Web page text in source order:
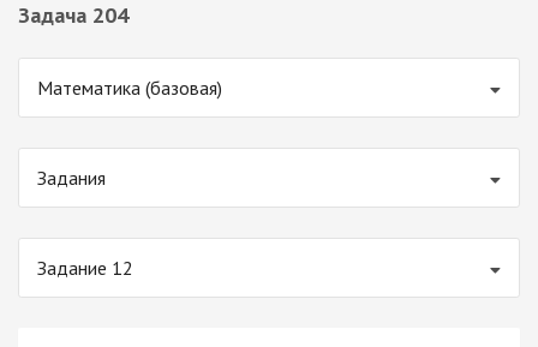
Задача 204
Математика (базовая)
Задания
Задание 12